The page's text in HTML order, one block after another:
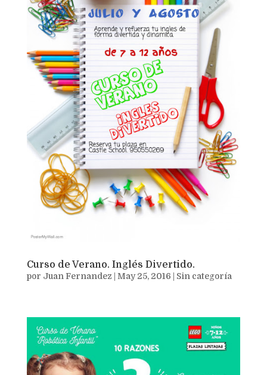
Curso de Verano. Inglés Divertido.
por Juan Fernandez | May 25, 2016 | Sin categoría